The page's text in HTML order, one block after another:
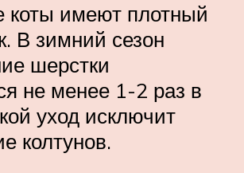
коты имеют плотный
В зимний сезон
шерстки
не менее 1-2 раз в
уход исключит
колтунов.